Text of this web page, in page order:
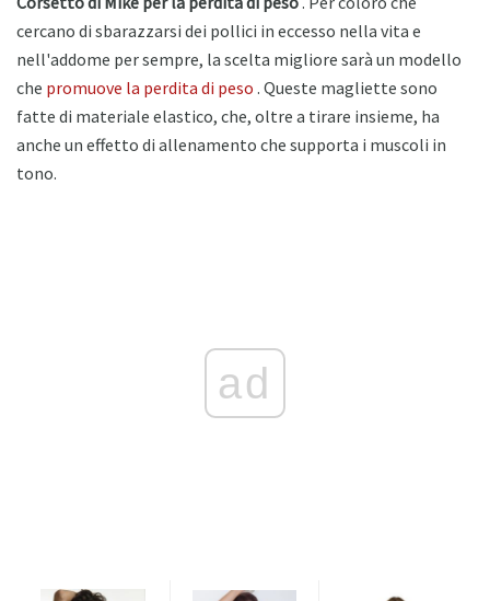
cercano di sbarazzarsi dei pollici in eccesso nella vita e
nell'addome per sempre, la scelta migliore sarà un modello
che promuove la perdita di peso . Queste magliette sono
fatte di materiale elastico, che, oltre a tirare insieme, ha
anche un effetto di allenamento che supporta i muscoli in
tono.
ad